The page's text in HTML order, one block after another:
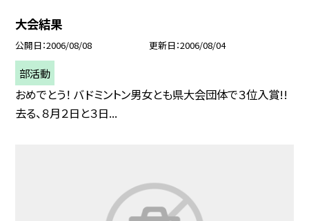
大会結果
公開日 2006/08/08 更新日 2006/08/04
部活動
おめでとう！ バドミントン男女とも県大会団体で３位入賞!!
去る、８月２日と３日...